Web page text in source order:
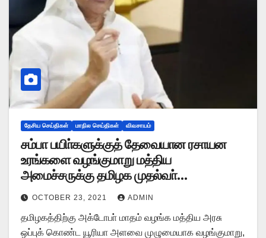
தேசிய செய்திகள் மாநில செய்திகள் விவசாயம்
சம்பா பயிா்களுக்குத் தேவையான ரசாயன
உரங்களை வழங்குமாறு மத்திய
அமைச்சருக்கு தமிழக முதல்வா்
மு.க.ஸ்டாலின் கடிதம்
OCTOBER 23, 2021 ADMIN
தமிழகத்திற்கு அக்டோபா் மாதம் வழங்க மத்திய அரசு
ஒப்புக் கொண்ட யூரியா அளவை முழுமையாக வழங்குமாறு,